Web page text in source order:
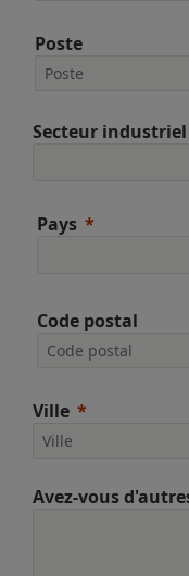
Poste
Secteur industriel
Pays
Code postal
Ville
Avez-vous